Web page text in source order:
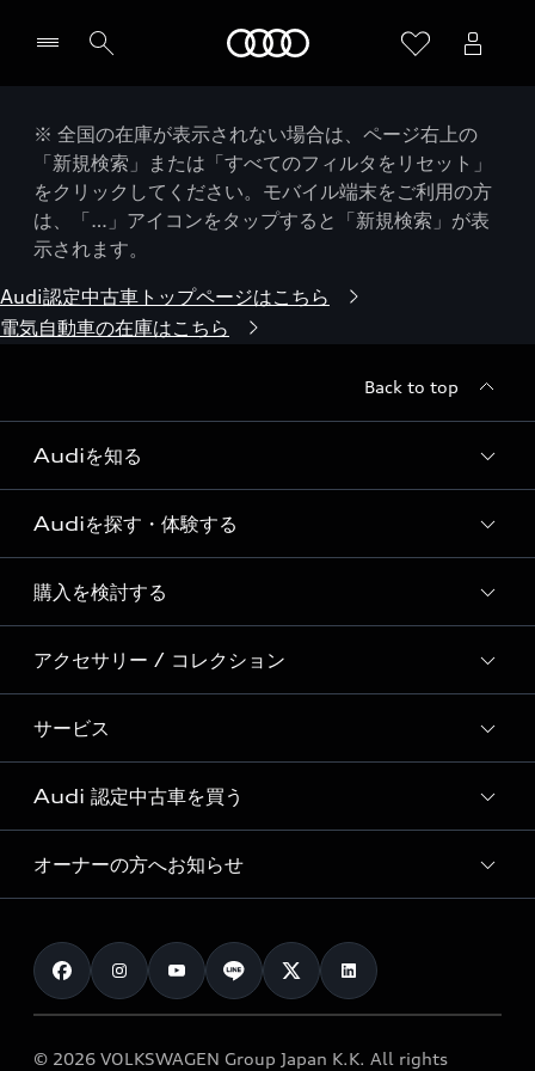
※ 全国の在庫が表示されない場合は、ページ右上の
「新規検索」または「すべてのフィルタをリセット」
をクリックしてください。モバイル端末をご利用の方
は、「…」アイコンをタップすると「新規検索」が表
示されます。
Audi認定中古車トップページはこちら
電気自動車の在庫はこちら
Back to top
Audiを知る
Audi ブランド
Story of Progress
Audi Sport
Formula 1®
デジタルサービス
Audiを探す・体験する
ディーラー検索
新車在庫検索
試乗車・展示車検索
見積り依頼
試乗予約
購入を検討する
モデル一覧
特別仕様モデル / 限定モデル
e-tronラインアップ
価格シミュレーション
車両比較
カタログ一覧
アクセサリー / コレクション
純正アクセサリー
オンラインショップ
Audi collection
アウディナビアプリ
サービス
サービス入庫予約
サービスプログラム
メンテナンス
車検 / 定期点検
e-tronアフターサポート
Audi 認定中古車を買う
Audi認定中古車
クオリティ
保証
メンテナンス
オーナーの方へお知らせ
お知らせ
オーナー様向けキャンペーン
© 2026 VOLKSWAGEN Group Japan K.K. All rights